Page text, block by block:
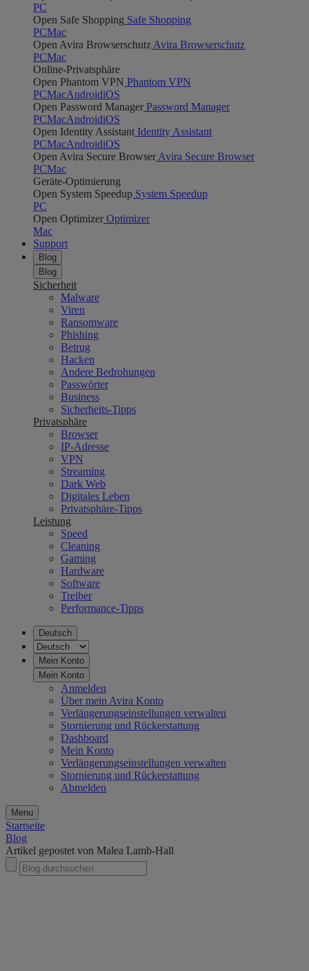
PC
Open Safe Shopping Safe Shopping
PCMac
Open Avira Browserschutz Avira Browserschutz
PCMac
Online-Privatsphäre
Open Phantom VPN Phantom VPN
PCMacAndroidiOS
Open Password Manager Password Manager
PCMacAndroidiOS
Open Identity Assistant Identity Assistant
PCMacAndroidiOS
Open Avira Secure Browser Avira Secure Browser
PCMac
Geräte-Optimierung
Open System Speedup System Speedup
PC
Open Optimizer Optimizer
Mac
Support
Blog
Blog
Sicherheit
Malware
Viren
Ransomware
Phishing
Betrug
Hacken
Andere Bedrohungen
Passwörter
Business
Sicherheits-Tipps
Privatsphäre
Browser
IP-Adresse
VPN
Streaming
Dark Web
Digitales Leben
Privatsphäre-Tipps
Leistung
Speed
Cleaning
Gaming
Hardware
Software
Treiber
Performance-Tipps
Deutsch
Mein Konto
Mein Konto
Anmelden
Über mein Avira Konto
Verlängerungseinstellungen verwalten
Stornierung und Rückerstattung
Dashboard
Mein Konto
Verlängerungseinstellungen verwalten
Stornierung und Rückerstattung
Abmelden
Menu
Startseite
Blog
Artikel gepostet von Malea Lamb-Hall